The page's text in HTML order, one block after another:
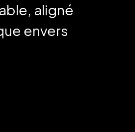
aligné
envers